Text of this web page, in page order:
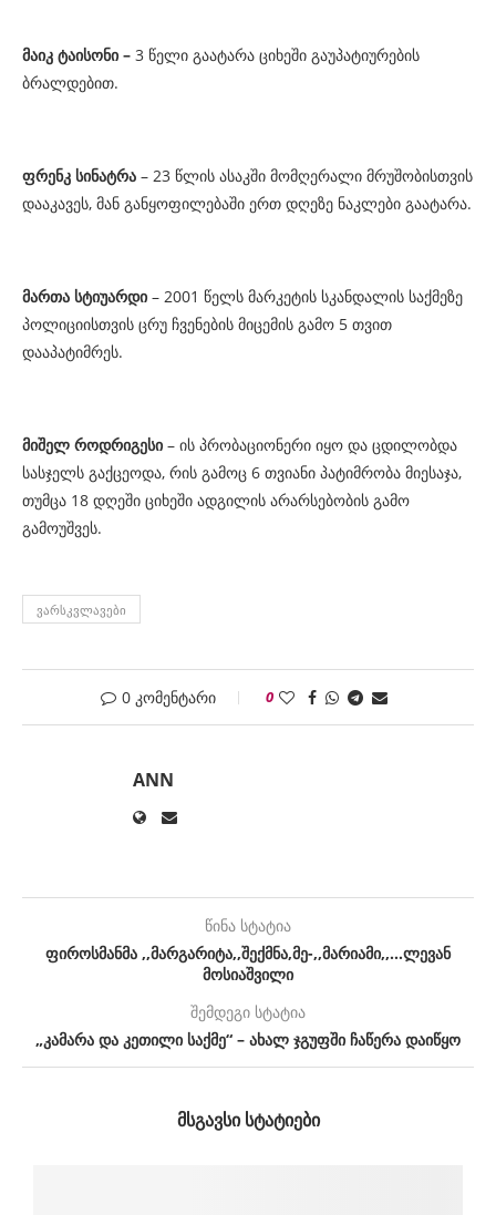
მაიკ ტაისონი – 3 წელი გაატარა ციხეში გაუპატიურების
ბრალდებით.
ფრენკ სინატრა – 23 წლის ასაკში მომღერალი მრუშობისთვის
დააკავეს, მან განყოფილებაში ერთ დღეზე ნაკლები გაატარა.
მართა სტიუარდი – 2001 წელს მარკეტის სკანდალის საქმეზე
პოლიციისთვის ცრუ ჩვენების მიცემის გამო 5 თვით
დააპატიმრეს.
მიშელ როდრიგესი – ის პრობაციონერი იყო და ცდილობდა
სასჯელს გაქცეოდა, რის გამოც 6 თვიანი პატიმრობა მიესაჯა,
თუმცა 18 დღეში ციხეში ადგილის არარსებობის გამო
გამოუშვეს.
ᲕᲐᲠᲡᲙᲕᲚᲐᲕᲔᲑᲘ
0 კომენტარი 0
ANN
წინა სტატია
ფიროსმანმა ,,მარგარიტა,,შექმნა,მე-,,მარიამი,,…ლევან
მოსიაშვილი
შემდეგი სტატია
„კამარა და კეთილი საქმე“ – ახალ ჯგუფში ჩაწერა დაიწყო
ᲛᲡᲒᲐᲕᲡᲘ ᲡᲢᲐᲢᲘᲔᲑᲘ